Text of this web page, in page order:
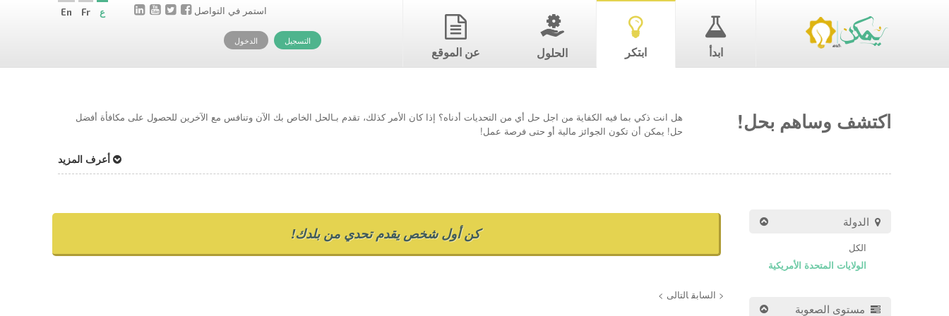
ابدأ ابتكر الحلول عن الموقع
استمر في التواصل En Fr ع
التسجيل الدخول
اكتشف وساهم بحل!
هل انت ذكي بما فيه الكفاية من اجل حل أي من التحديات أدناه؟ إذا كان الأمر كذلك، تقدم بـالحل الخاص بك الآن وتنافس مع الآخرين للحصول على مكافأة أفضل
حل! يمكن أن تكون الجوائز مالية أو حتى فرصة عمل!
أعرف المزيد
الدولة
الكل
الولايات المتحدة الأمريكية
مستوى الصعوبة
كن أول شخص يقدم تحدي من بلدك!
< السابق التالى >